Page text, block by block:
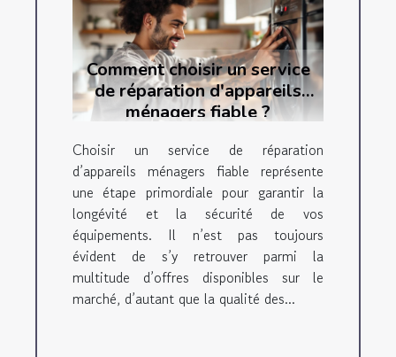
Comment choisir un service
de réparation d'appareils
ménagers fiable ?
Choisir un service de réparation
d’appareils ménagers fiable représente
une étape primordiale pour garantir la
longévité et la sécurité de vos
équipements. Il n’est pas toujours
évident de s’y retrouver parmi la
multitude d’offres disponibles sur le
marché, d’autant que la qualité des...